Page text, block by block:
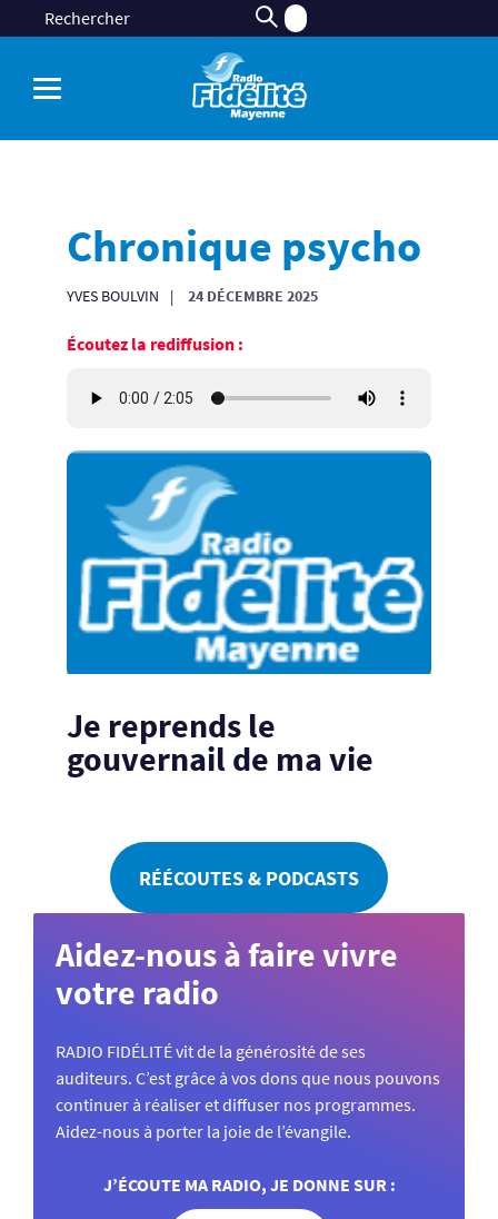
Chronique psycho
YVES BOULVIN 24 DÉCEMBRE 2025
Écoutez la rediffusion :
Je reprends le
gouvernail de ma vie
RÉÉCOUTES & PODCASTS
Aidez-nous à faire vivre
votre radio
RADIO FIDÉLITÉ vit de la générosité de ses
auditeurs. C’est grâce à vos dons que nous pouvons
continuer à réaliser et diffuser nos programmes.
Aidez-nous à porter la joie de l’évangile.
J’ÉCOUTE MA RADIO, JE DONNE SUR :